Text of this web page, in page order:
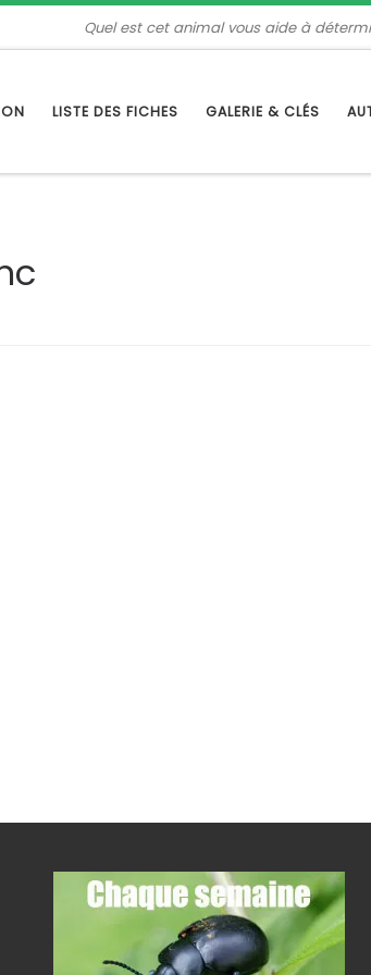
Quel est cet animal vous aide à
LISTE DES FICHES GALERIE & CLÉS